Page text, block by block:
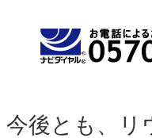
今後とも、リ